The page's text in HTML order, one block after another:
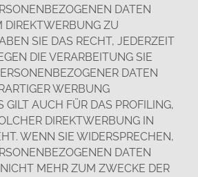
DATEN
DIREKTWERBUNG ZU
SIE DAS RECHT, JEDERZEIT
DIE VERARBEITUNG SIE
DATEN
WERBUNG
GILT AUCH FÜR DAS PROFILING,
DIREKTWERBUNG IN
WENN SIE WIDERSPRECHEN,
DATEN
MEHR ZUM ZWECKE DER